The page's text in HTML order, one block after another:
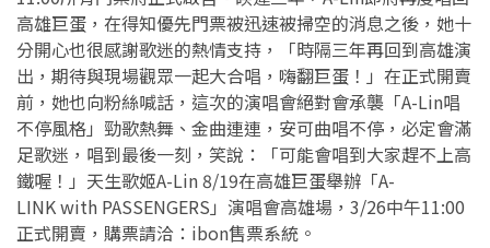
高雄巨蛋，在得知優先門票被迅速被掃空的消息之後，她十
分開心也很感謝歌迷的熱情支持，「時隔三年再回到高雄演
出，期待與現場觀眾一起大合唱，嗨翻巨蛋！」在正式開賣
前，她也向粉絲喊話，這次的演唱會絕對會承襲「A-Lin唱
不停風格」勁歌熱舞、金曲連連，安可曲唱不停，必定會滿
足歌迷，唱到最後一刻，笑說：「可能會唱到大家趕不上高
鐵喔！」天生歌姬A-Lin 8/19在高雄巨蛋舉辦「A-
LINK with PASSENGERS」演唱會高雄場，3/26中午11:00
正式開賣，購票請洽：ibon售票系統。